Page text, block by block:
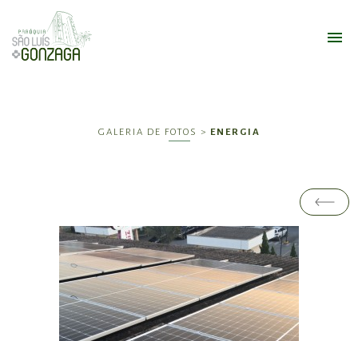
GALERIA DE FOTOS > ENERGIA